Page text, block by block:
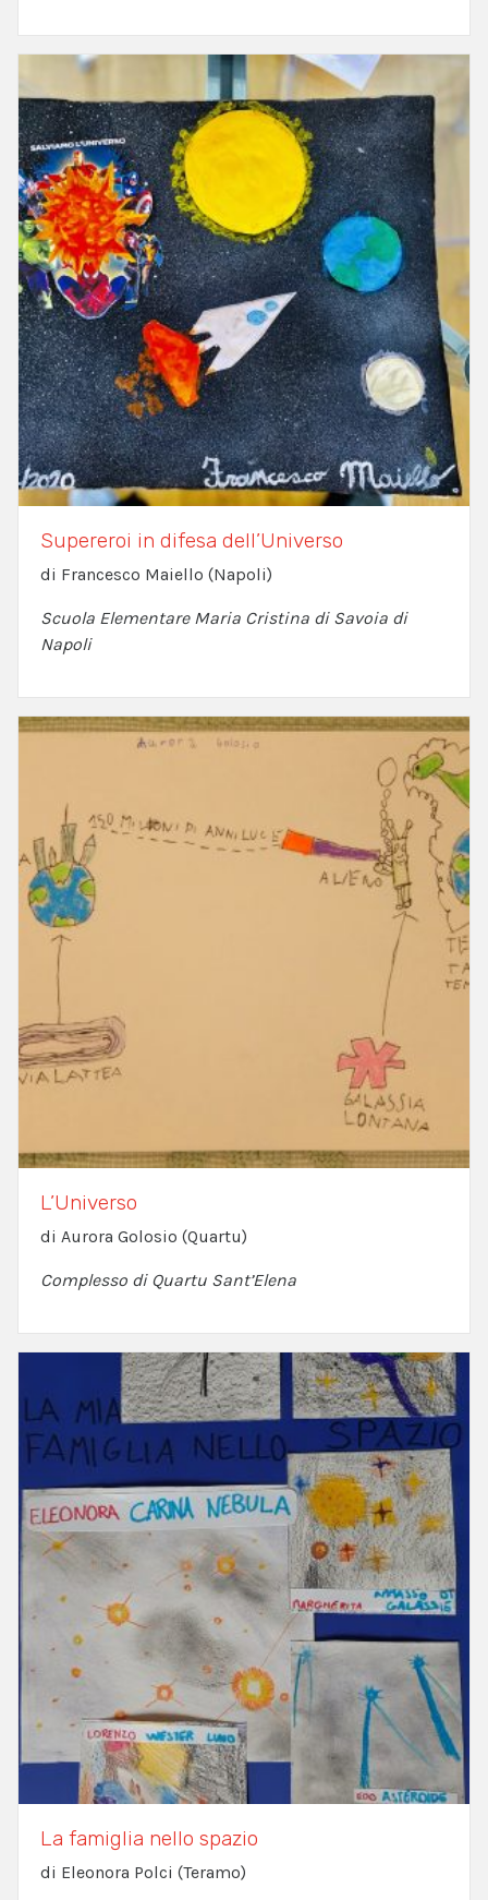
Supereroi in difesa dell’Universo
di Francesco Maiello (Napoli)
Scuola Elementare Maria Cristina di Savoia di
Napoli
L’Universo
di Aurora Golosio (Quartu)
Complesso di Quartu Sant’Elena
La famiglia nello spazio
di Eleonora Polci (Teramo)